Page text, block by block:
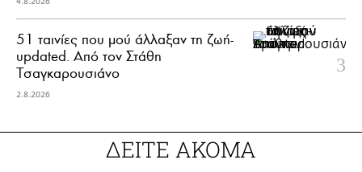
51 ταινίες που μού άλλαξαν τη ζωή-
updated. Aπό τον Στάθη
Τσαγκαρουσιάνο
2.8.2026
ΔΕΙΤΕ ΑΚΟΜΑ